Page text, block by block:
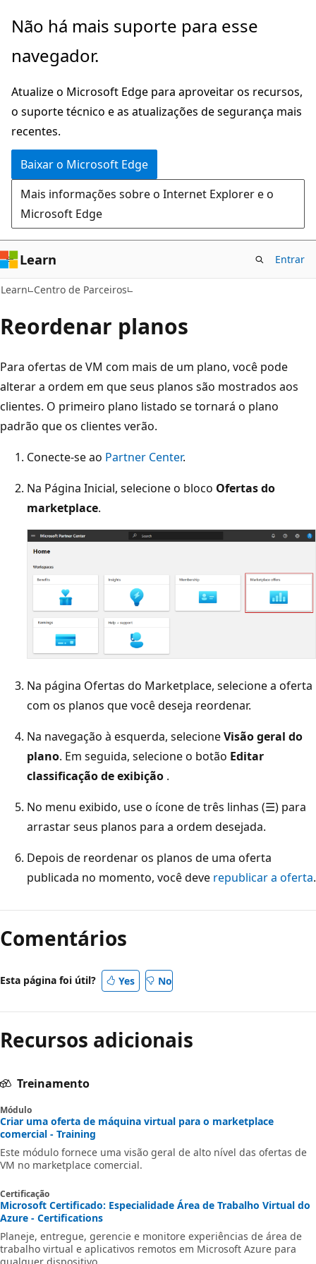
Pular
o
principal
Não há mais suporte para esse
navegador.
Atualize o Microsoft Edge para aproveitar os recursos,
o suporte técnico e as atualizações de segurança mais
recentes.
Baixar o Microsoft Edge
Mais informações sobre o Internet Explorer e o
Microsoft Edge
Learn Entrar
Learn Centro de Parceiros
Reordenar planos
Para ofertas de VM com mais de um plano, você pode
alterar a ordem em que seus planos são mostrados aos
clientes. O primeiro plano listado se tornará o plano
padrão que os clientes verão.
Conecte-se ao Partner Center.
Na Página Inicial, selecione o bloco Ofertas do
marketplace.
Na página Ofertas do Marketplace, selecione a oferta
com os planos que você deseja reordenar.
Na navegação à esquerda, selecioneVisão geral do
plano. Em seguida, selecione o botão Editar
classificação de exibição .
No menu exibido, use o ícone de três linhas (☰) para
arrastar seus planos para a ordem desejada.
Depois de reordenar os planos de uma oferta
publicada no momento, você deve republicar a oferta.
Modo
de
leitura
Comentários
Esta página foi útil? Yes No
Recursos adicionais
Treinamento
Módulo
Criar uma oferta de máquina virtual para o marketplace
comercial - Training
Este módulo fornece uma visão geral de alto nível das ofertas de
VM no marketplace comercial.
Certificação
Microsoft Certificado: Especialidade Área de Trabalho Virtual do
Azure - Certifications
Planeje, entregue, gerencie e monitore experiências de área de
trabalho virtual e aplicativos remotos em Microsoft Azure para